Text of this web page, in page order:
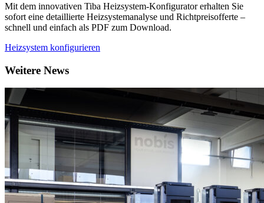
Mit dem innovativen Tiba Heizsystem-Konfigurator erhalten Sie
sofort eine detaillierte Heizsystemanalyse und Richtpreisofferte –
schnell und einfach als PDF zum Download.
Heizsystem konfigurieren
Weitere News